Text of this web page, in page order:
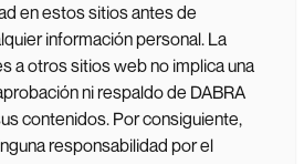
en estos sitios antes de
información personal. La
a otros sitios web no implica una
ni respaldo de DABRA
contenidos. Por consiguiente,
responsabilidad por el